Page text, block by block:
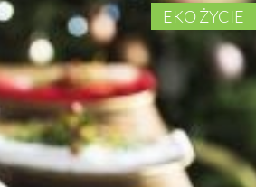
EKO ŻYCIE
GŁÓWNE
I DESERY
DODATKI
PRZETWORY